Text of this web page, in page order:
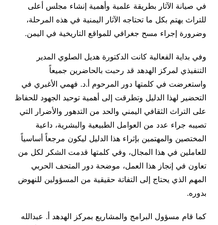
في صيانة الآثار بطريقة علمية وأهمية إنشاء مجلس أعلى
للتراث يهتم بكل ما تحتاجه الآثار اليمنية في هذه المرحلة،
وضرورة إجراء مسح جغرافي للمواقع التاريخية في اليمن.
وفي بداية الفعالية كانت الدكتورة هديل الصلوي المدير
التنفيذي لمركز الهدهد قد رحبت بالحاضرين جميعاً
واستعرضت في كلمتها دور المرحوم أ.د. فهمي الأغبري في
التحضير لهذا الدليل وتطرقت إلى أهمية توحيد الجهود للحفاظ
على التراث الثقافي اليمني والحد من التدهور والأضرار التي
تصيبه جراء عدد من العوامل الطبيعية والبشرية، داعية
المختصين والمهتمين بإثراء هذا الدليل ليكون مرجعاً أساسياً
للعاملين في هذا المجال، وفي كلمتها قدمت الشكر لكل من
تعاون في إنجاز هذا العمل، موضحة دور المتحف الحربي
المهم الذي يحتاج إلى التفاتة حقيقية من المسؤولين للنهوض
بدوره.
كما قام مسؤول البرامج والمشاريع بمركز الهدهد أ. عبدالله